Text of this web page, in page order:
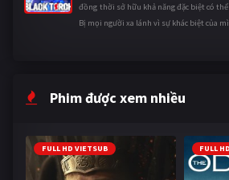
đồng thời sở hữu khả năng đặc biệt có
Bị mọi người xa lánh vì sự khác biệt của
Phim được xem nhiều
FULL HD VIETSUB FULL